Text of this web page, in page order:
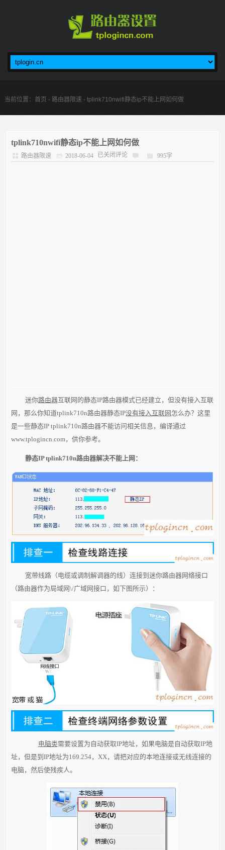
当前位置： 首页 - 路由器限速 - tplink710nwifi静态ip不能上网如何做
tplink710nwifi静态ip不能上网如何做
路由器限速 2018-06-04 已关闭评论 995字
迷你路由器互联网的静态IP路由器模式已经建立，但没有接入互联
网，那么你知道tplink710n路由器静态IP没有接入互联网 怎么办？这里
是一些静态IP tplink710n路由器不能访问相关信息，编译通过
www.tplogincn.com，供你参考。
静态IP tplink710n路由器解决不能上网：
宽带线路（电缆或调制解调器的线）连接到迷你路由器网络接口
（路由器作为局域网\/广域网接口，如下图所示）：
电脑类需要设置为自动获取IP地址，如果电脑是自动获取IP地
址，但是到IP地址为169.254，XX，请把对应的本地连接或无线连接的
电脑，然后使残疾人。